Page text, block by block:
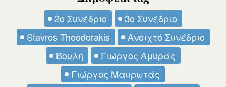
2ο Συνέδριο
3ο Συνέδριο
Stavros Theodorakis
Ανοιχτό Συνέδριο
Βουλή
Γιώργος Αμυράς
Γιώργος Μαυρωτάς